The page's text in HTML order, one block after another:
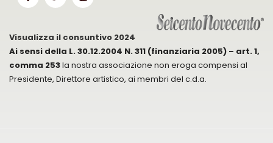
Visualizza il consuntivo 2024
Ai sensi della L. 30.12.2004 N. 311 (finanziaria 2005) – art. 1,
comma 253la nostra associazione non eroga compensi al
Presidente, Direttore artistico, ai membri del c.d.a.